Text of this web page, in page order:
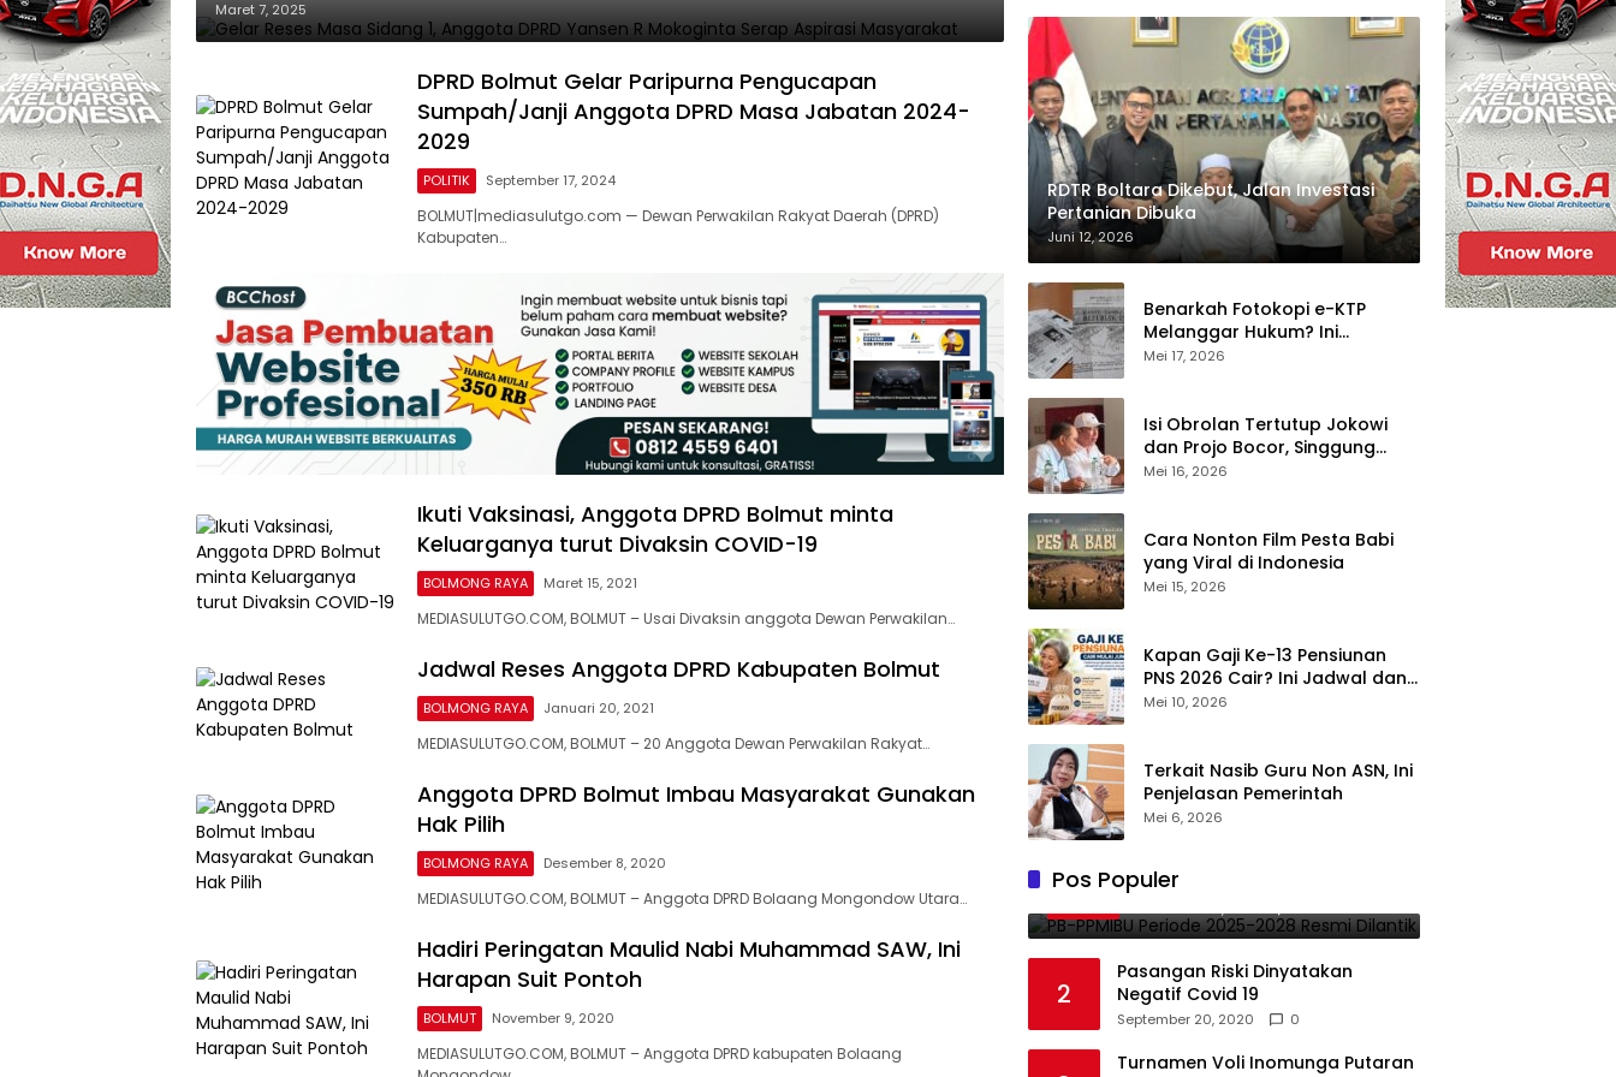
Maret 7, 2025
DPRD Bolmut Gelar Paripurna Pengucapan
Sumpah/Janji Anggota DPRD Masa Jabatan 2024-
2029
POLITIK September 17, 2024
BOLMUT|mediasulutgo.com — Dewan Perwakilan Rakyat Daerah (DPRD)
Kabupaten…
Ikuti Vaksinasi, Anggota DPRD Bolmut minta
Keluarganya turut Divaksin COVID-19
BOLMONG RAYA Maret 15, 2021
MEDIASULUTGO.COM, BOLMUT – Usai Divaksin anggota Dewan Perwakilan…
Jadwal Reses Anggota DPRD Kabupaten Bolmut
BOLMONG RAYA Januari 20, 2021
MEDIASULUTGO.COM, BOLMUT – 20 Anggota Dewan Perwakilan Rakyat…
Anggota DPRD Bolmut Imbau Masyarakat Gunakan
Hak Pilih
BOLMONG RAYA Desember 8, 2020
MEDIASULUTGO.COM, BOLMUT – Anggota DPRD Bolaang Mongondow Utara…
Hadiri Peringatan Maulid Nabi Muhammad SAW, Ini
Harapan Suit Pontoh
BOLMUT November 9, 2020
MEDIASULUTGO.COM, BOLMUT – Anggota DPRD kabupaten Bolaang
RDTR Boltara Dikebut, Jalan Investasi
Pertanian Dibuka
Juni 12, 2026
Benarkah Fotokopi e-KTP
Melanggar Hukum? Ini
Penjelasan Dukcapil
Mei 17, 2026
Isi Obrolan Tertutup Jokowi
dan Projo Bocor, Singgung
Program Prabowo
Mei 16, 2026
Cara Nonton Film Pesta Babi
yang Viral di Indonesia
Mei 15, 2026
Kapan Gaji Ke-13 Pensiunan
PNS 2026 Cair? Ini Jadwal dan
Besarannya
Mei 10, 2026
Terkait Nasib Guru Non ASN, Ini
Penjelasan Pemerintah
Mei 6, 2026
Pos Populer
1
Resmi Dilantik
2
Pasangan Riski Dinyatakan
Negatif Covid 19
September 20, 2020 0
Turnamen Voli Inomunga Putaran